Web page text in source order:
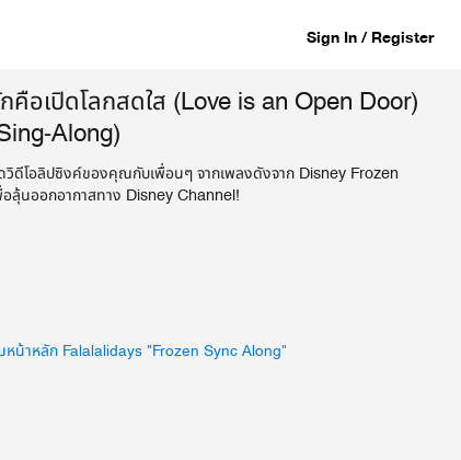
Sign In / Register
คือเปิดโลกสดใส (Love is an Open Door)
Along)
วิดีโอลิปซิงค์ของคุณกับเพื่อนๆ จากเพลงดังจาก Disney Frozen
อลุ้นออกอากาสทาง Disney Channel!
หน้าหลัก Falalalidays "Frozen Sync Along"